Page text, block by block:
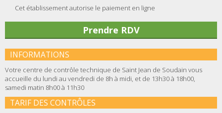
Cet établissement autorise le paiement en ligne
Prendre RDV
INFORMATIONS
Votre centre de contrôle technique de Saint Jean de Soudain vous
accueille du lundi au vendredi de 8h à midi, et de 13h30 à 18h00,
samedi matin 8h00 à 11h30
TARIF DES CONTRÔLES